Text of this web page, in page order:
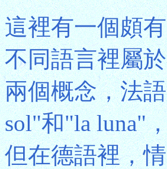
這裡有一個頗
不同語言裡屬
兩個概念，法
sol"和"la luna"
但在德語裡，